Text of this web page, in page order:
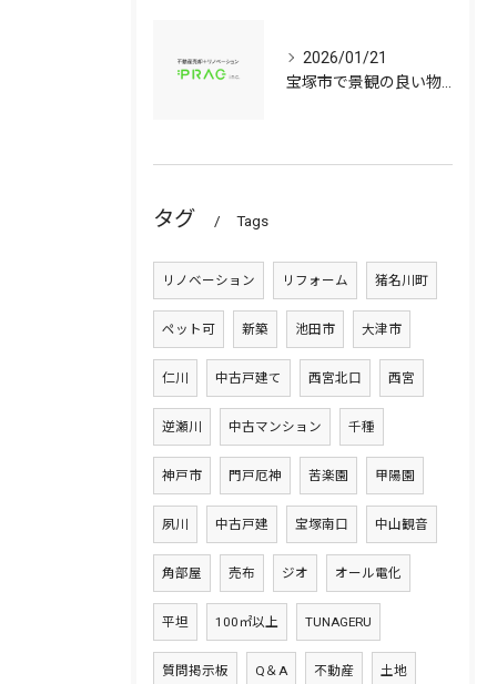
2026/01/21
タグ Tags
リノベーション リフォーム 猪名川町
ペット可 新築 池田市 大津市
仁川 中古戸建て 西宮北口 西宮
逆瀬川 中古マンション 千種
神戸市 門戸厄神 苦楽園 甲陽園
夙川 中古戸建 宝塚南口 中山観音
角部屋 売布 ジオ オール電化
平坦 100㎡以上 TUNAGERU
質問掲示板 Q＆A 不動産 土地